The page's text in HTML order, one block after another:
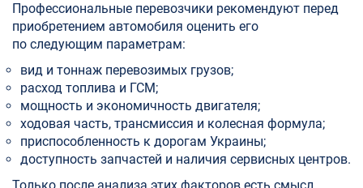
Профессиональные перевозчики рекомендуют перед
приобретением автомобиля оценить его
по следующим параметрам:
вид и тоннаж перевозимых грузов;
расход топлива и ГСМ;
мощность и экономичность двигателя;
ходовая часть, трансмиссия и колесная формула;
приспособленность к дорогам Украины;
доступность запчастей и наличия сервисных центров.